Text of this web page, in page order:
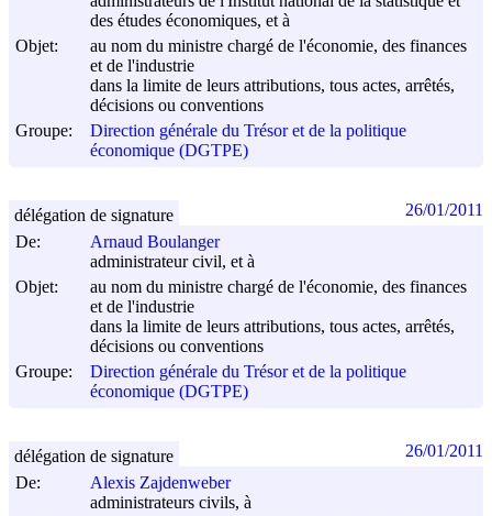
des études économiques, et à
Objet:
au nom du ministre chargé de l'économie, des finances
et de l'industrie
dans la limite de leurs attributions, tous actes, arrêtés,
décisions ou conventions
Groupe:
Direction générale du Trésor et de la politique
économique (DGTPE)
De:
Arnaud Boulanger
administrateur civil, et à
Objet:
au nom du ministre chargé de l'économie, des finances
et de l'industrie
dans la limite de leurs attributions, tous actes, arrêtés,
décisions ou conventions
Groupe:
Direction générale du Trésor et de la politique
économique (DGTPE)
délégation de signature 26/01/2011
De:
Alexis Zajdenweber
administrateurs civils, à
délégation de signature 26/01/2011